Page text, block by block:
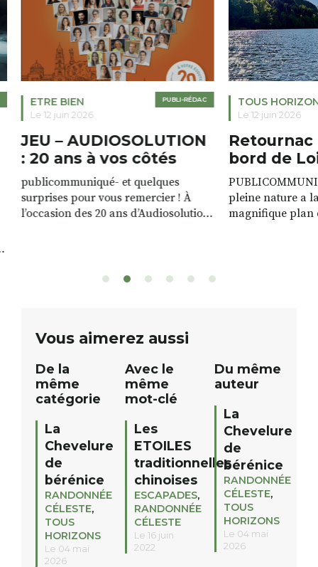
PUBLI-RÉDAC
ETRE BIEN
Le 12 juin 2026
JEU – AUDIOSOLUTION
: 20 ans à vos côtés
publicommuniqué- et quelques
surprises pour vous remercier ! À
l’occasion des 20 ans d’Audiosolution,
sont à gagner, sélectionnés auprès
12h à […]
TOUS
Le 12 juin 2026
Retournac
bord de
pleine nature a
magnifique plan
Vous aimerez aussi
De la
même
catégorie
La
Chevelure
de
bérénice
RANDONNÉE
CÉLESTE,
TOUS
HORIZONS
Le 04 mai
2026
Avec le
même
mot-clé
Les
ETOILES
traditionnelles
chinoises
ESCAPADES,
RANDONNÉE
CÉLESTE
Le 16 juin
2022
Du même
auteur
La
Chevelure
de
bérénice
RANDONNÉE
CÉLESTE,
TOUS
HORIZONS
Le 04 mai
2026